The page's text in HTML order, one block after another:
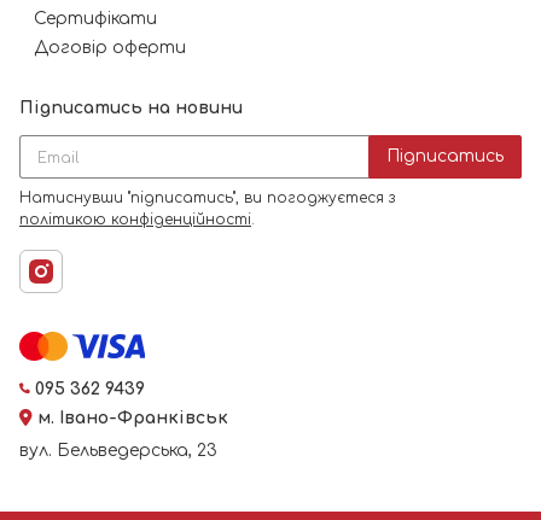
Сертифікати
Договір оферти
Підписатись на новини
Підписатись
Натиснувши "підписатись", ви погоджуєтеся з
політикою конфіденційності.
095 362 9439
м. Івано-Франківськ
вул. Бельведерська, 23